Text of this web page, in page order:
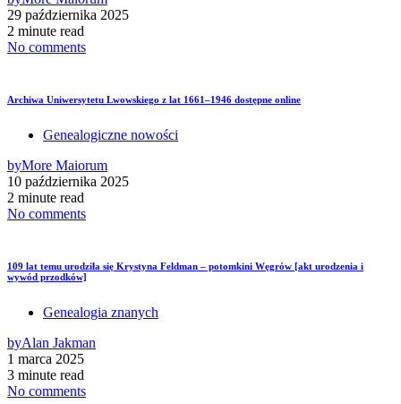
29 października 2025
2 minute read
No comments
Archiwa Uniwersytetu Lwowskiego z lat 1661–1946 dostępne online
Genealogiczne nowości
byMore Maiorum
10 października 2025
2 minute read
No comments
109 lat temu urodziła się Krystyna Feldman – potomkini Węgrów [akt urodzenia i
wywód przodków]
Genealogia znanych
byAlan Jakman
1 marca 2025
3 minute read
No comments